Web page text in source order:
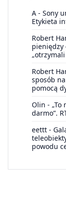
A - Sony
Etykieta
Robert
pieniędzy
„otrzymali
Robert
sposób
pomocą
Olin - „To
darmo”.
eettt -
powodu